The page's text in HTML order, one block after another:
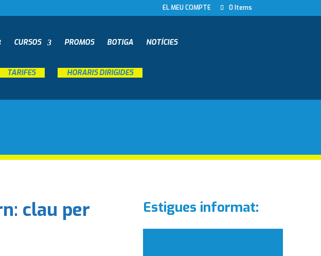
EL MEU COMPTE 0 Items
CURSOS PROMOS BOTIGA NOTÍCIES
TARIFES__ HORARIS DIRIGIDES__
clau per Estigues informat: